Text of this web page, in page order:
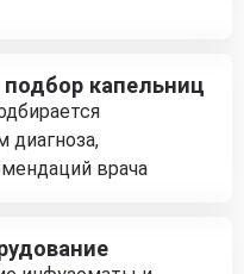
капельниц
диагноза,
врача